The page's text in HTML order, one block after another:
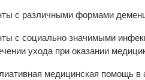
с различными формами
с социально значимыми
ухода при оказании
медицинская помощь